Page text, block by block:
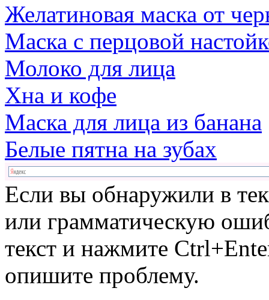
Желатиновая маска от
Маска с перцовой
Молоко для лица
Хна и кофе
Маска для лица из банана
Белые пятна на зубах
Если вы обнаружили в
или грамматическую
текст и нажмите
опишите проблему.